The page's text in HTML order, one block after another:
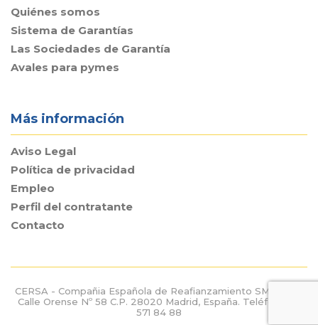
Quiénes somos
Sistema de Garantías
Las Sociedades de Garantía
Avales para pymes
Más información
Aviso Legal
Política de privacidad
Empleo
Perfil del contratante
Contacto
CERSA - Compañia Española de Reafianzamiento SME S.A. -
Calle Orense Nº 58 C.P. 28020 Madrid, España. Teléfono: 91
571 84 88